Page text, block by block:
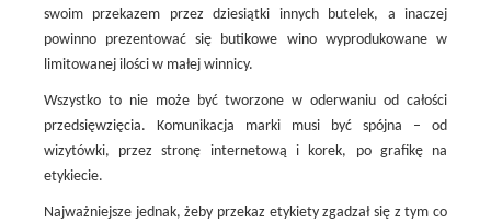
swoim przekazem przez dziesiątki innych butelek, a inaczej
powinno prezentować się butikowe wino wyprodukowane w
limitowanej ilości w małej winnicy.
Wszystko to nie może być tworzone w oderwaniu od całości
przedsięwzięcia. Komunikacja marki musi być spójna – od
wizytówki, przez stronę internetową i korek, po grafikę na
etykiecie.
Najważniejsze jednak, żeby przekaz etykiety zgadzał się z tym co